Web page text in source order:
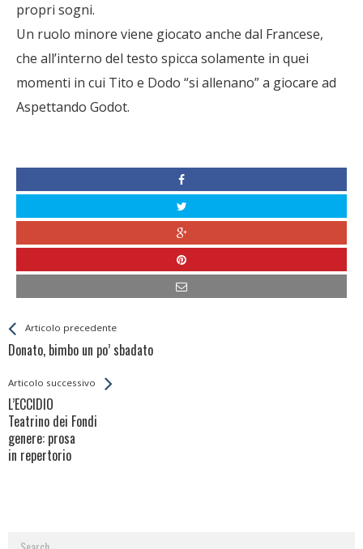
propri sogni.
Un ruolo minore viene giocato anche dal Francese,
che all’interno del testo spicca solamente in quei
momenti in cui Tito e Dodo “si allenano” a giocare ad
Aspettando Godot.
LeggiArticolo precedente
Donato, bimbo un po’ sbadato
Back
All
Articolo successivo
L’ECCIDIO
Teatrino dei Fondi
genere: prosa
in repertorio
Search